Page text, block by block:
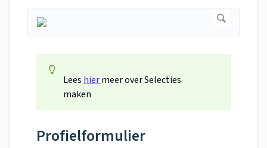
Lees hiermeer over Selecties
maken
Profielformulier